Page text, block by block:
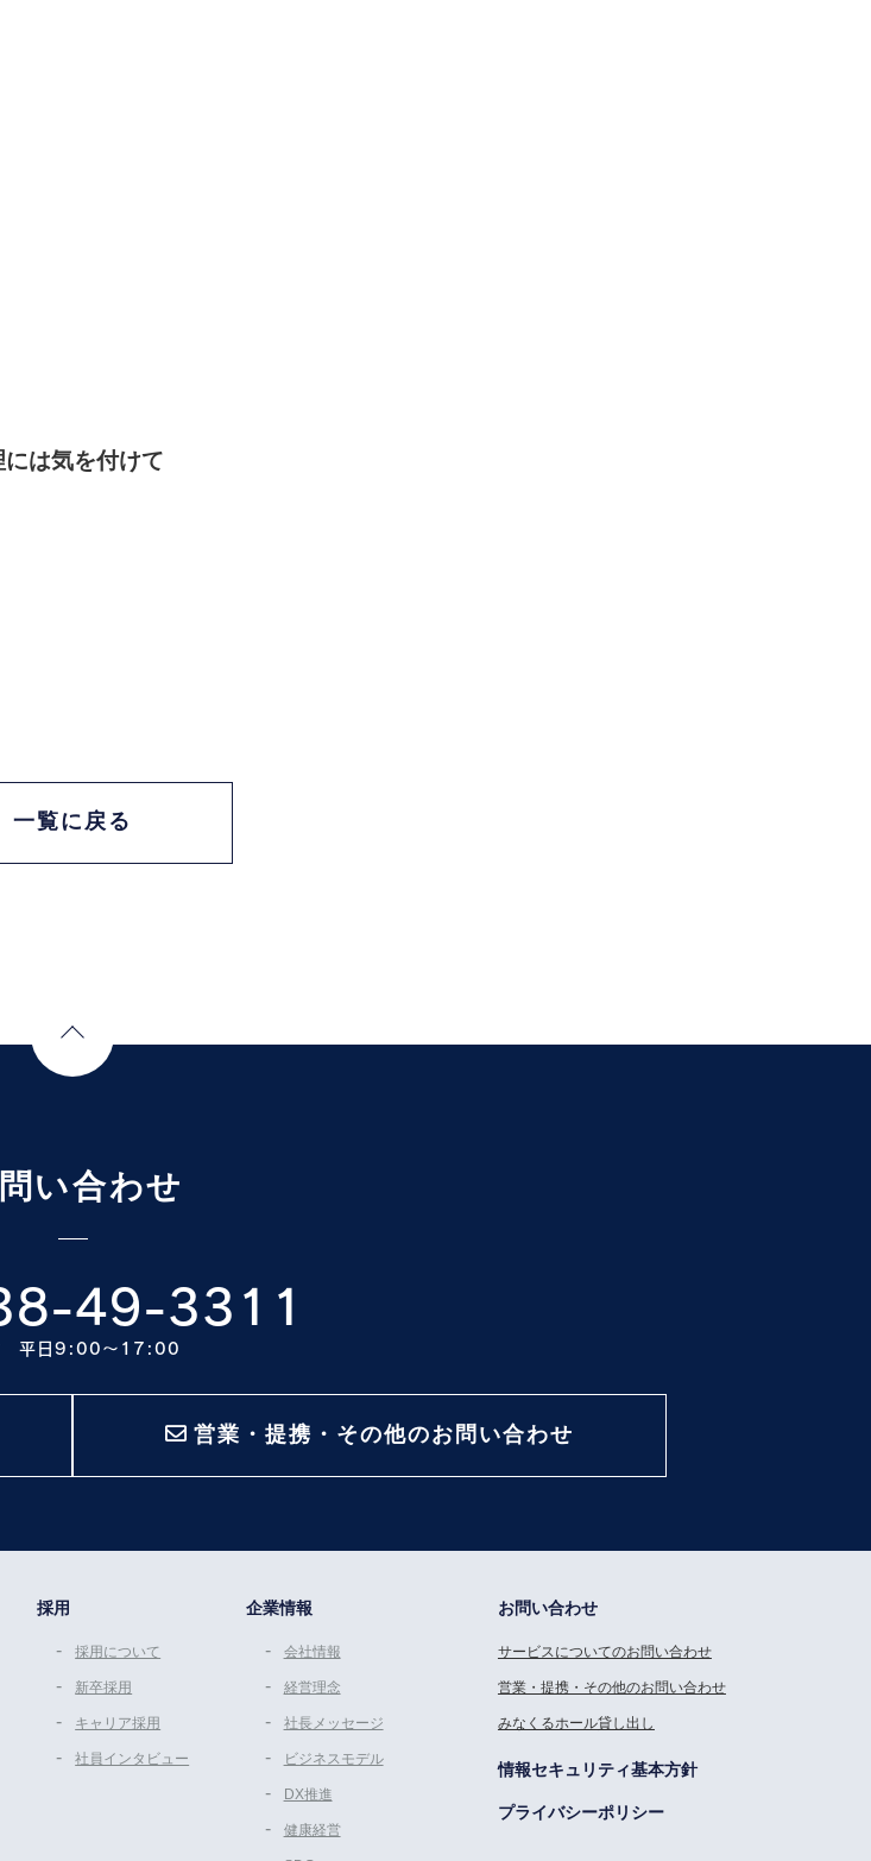
は気を付けて
一覧に戻る
い合わせ
49-3311
平日9:00〜17:00
営業・提携・その他のお問い合わせ
採用
採用について
新卒採用
キャリア採用
社員インタビュー
企業情報
会社情報
経営理念
社長メッセージ
ビジネスモデル
DX推進
健康経営
お問い合わせ
サービスについてのお問い合わせ
営業・提携・その他のお問い合わせ
みなくるホール貸し出し
情報セキュリティ基本方針
プライバシーポリシー